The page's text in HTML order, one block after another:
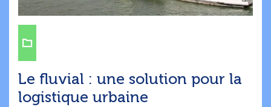
Le fluvial : une solution pour la
logistique urbaine